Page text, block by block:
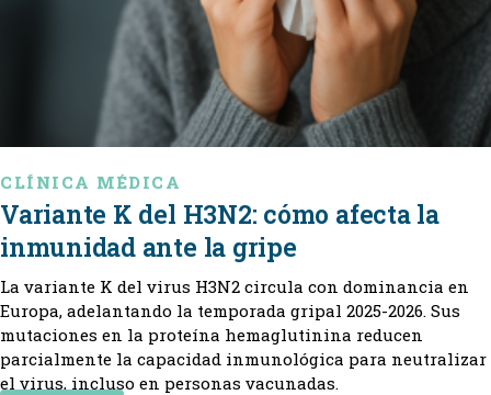
CLÍNICA MÉDICA
Variante K del H3N2: cómo afecta la
inmunidad ante la gripe
La variante K del virus H3N2 circula con dominancia en
Europa, adelantando la temporada gripal 2025-2026. Sus
mutaciones en la proteína hemaglutinina reducen
parcialmente la capacidad inmunológica para neutralizar
el virus, incluso en personas vacunadas.